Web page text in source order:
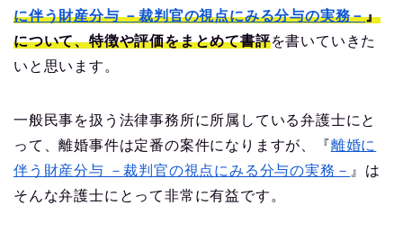
に伴う財産分与 －裁判官の視点にみる分与の実務－』
について、特徴や評価をまとめて書評を書いていきた
いと思います。
一般民事を扱う法律事務所に所属している弁護士にと
って、離婚事件は定番の案件になりますが、『離婚に
伴う財産分与 －裁判官の視点にみる分与の実務－ 』は
そんな弁護士にとって非常に有益です。